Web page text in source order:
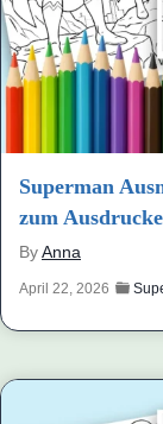
Superman
zum
ByAnna
April 22, 2026